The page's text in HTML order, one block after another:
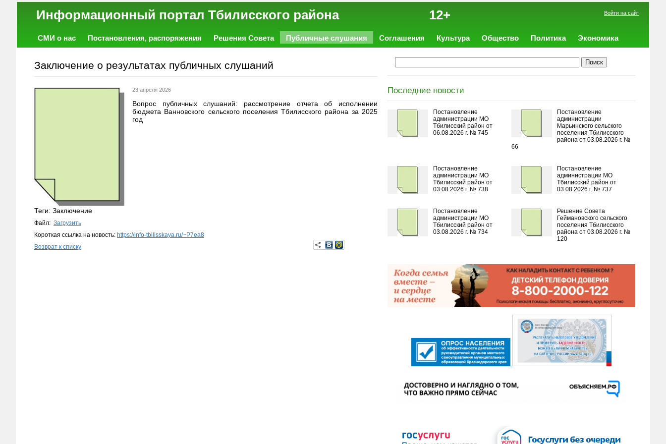
Информационный портал Тбилисского района 12+ Войти на сайт
СМИ о нас Постановления, распоряжения Решения Совета Публичные слушания Соглашения Культура Общество Политика
Экономика
Заключение о результатах публичных слушаний
23 апреля 2026
Вопрос публичных слушаний: рассмотрение отчета об исполнении
бюджета Ванновского сельского поселения Тбилисского района за 2025
год
Теги: Заключение
Файл: Загрузить
Короткая ссылка на новость: https://info-tbilisskaya.ru/~P7ea8
Возврат к списку
Последние новости
Постановление
администрации МО
Тбилисский район от
06.08.2026 г. № 745
Постановление
администрации
Марьинского сельского
поселения Тбилисского
района от 03.08.2026 г. №
66
Постановление
администрации МО
Тбилисский район от
03.08.2026 г. № 738
Постановление
администрации МО
Тбилисский район от
03.08.2026 г. № 737
Постановление
администрации МО
Тбилисский район от
03.08.2026 г. № 734
Решение Совета
Геймановского сельского
поселения Тбилисского
района от 03.08.2026 г. №
120